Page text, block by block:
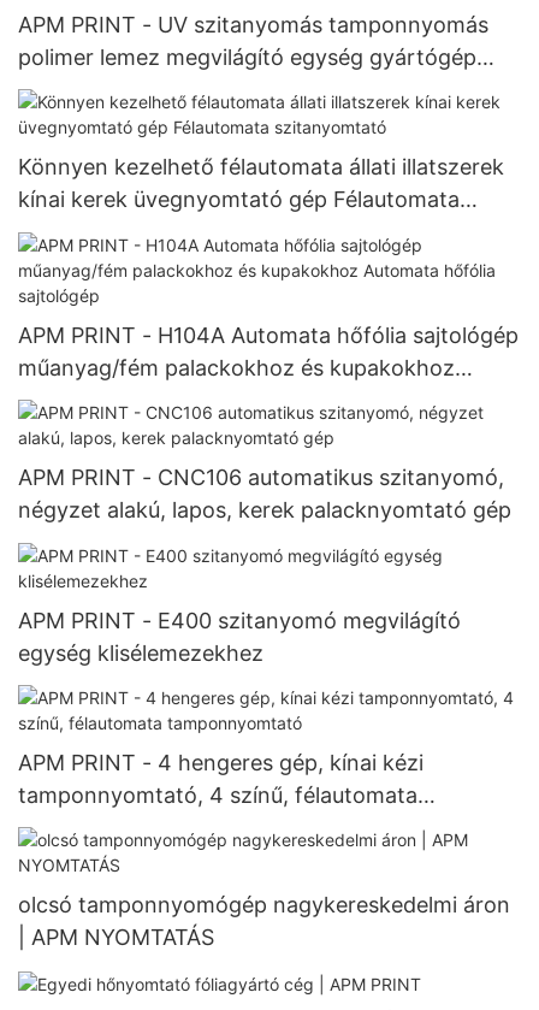
APM PRINT - UV szitanyomás tamponnyomás
polimer lemez megvilágító egység gyártógép
megvilágító egység
Könnyen kezelhető félautomata állati illatszerek
kínai kerek üvegnyomtató gép Félautomata
szitanyomtató
APM PRINT - H104A Automata hőfólia sajtológép
műanyag/fém palackokhoz és kupakokhoz
Automata hőfólia sajtológép
APM PRINT - CNC106 automatikus szitanyomó,
négyzet alakú, lapos, kerek palacknyomtató gép
APM PRINT - E400 szitanyomó megvilágító
egység klisélemezekhez
APM PRINT - 4 hengeres gép, kínai kézi
tamponnyomtató, 4 színű, félautomata
tamponnyomtató
olcsó tamponnyomógép nagykereskedelmi áron
| APM NYOMTATÁS